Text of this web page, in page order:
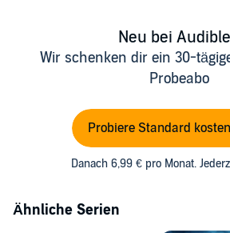
Neu bei
Wir schenken dir ein 30-
Probeabo
Probiere Standard
Danach 6,99 € pro Monat.
Ähnliche Serien